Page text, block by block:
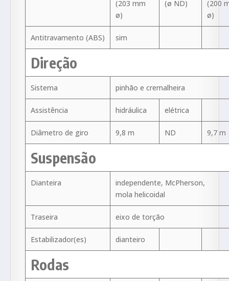
(203 mm
ø)
(ø ND)
(200
ø)
Antitravamento (ABS) sim
Direção
Sistema pinhão e cremalheira
Assistência hidráulica elétrica
Diâmetro de giro 9,8 m ND 9,7 m
Suspensão
Dianteira
independente, McPherson,
mola helicoidal
Traseira eixo de torção
Estabilizador(es) dianteiro
Rodas